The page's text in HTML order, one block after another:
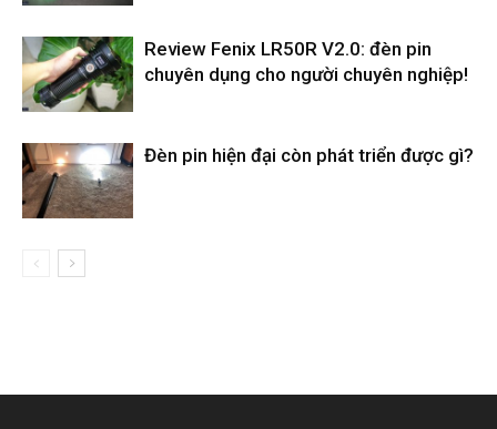
Review Fenix LR50R V2.0: đèn pin
chuyên dụng cho người chuyên nghiệp!
Đèn pin hiện đại còn phát triển được gì?